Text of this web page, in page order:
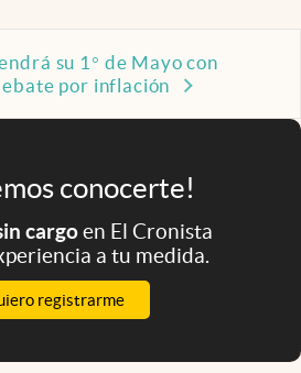
su 1° de Mayo con
por inflación
conocerte!
cargoen El Cronista
a tu medida.
registrarme